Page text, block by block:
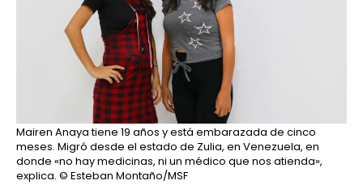
Mairen Anaya tiene 19 años y está embarazada de cinco
meses. Migró desde el estado de Zulia, en Venezuela, en
donde «no hay medicinas, ni un médico que nos atienda»,
explica. © Esteban Montaño/MSF